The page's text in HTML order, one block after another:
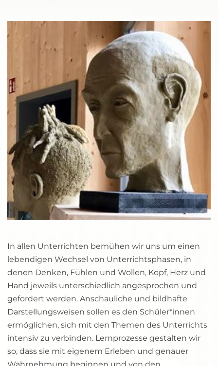
In allen Unterrichten bemühen wir uns um einen
lebendigen Wechsel von Unterrichtsphasen, in
denen Denken, Fühlen und Wollen, Kopf, Herz und
Hand jeweils unterschiedlich angesprochen und
gefordert werden. Anschauliche und bildhafte
Darstellungsweisen sollen es den Schüler*innen
ermöglichen, sich mit den Themen des Unterrichts
intensiv zu verbinden. Lernprozesse gestalten wir
so, dass sie mit eigenem Erleben und genauer